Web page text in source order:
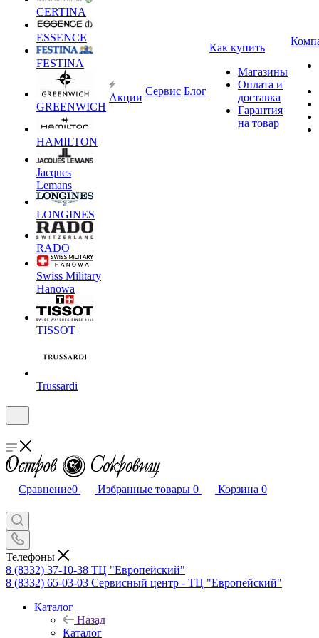
CERTINA
ESSENCE
FESTINA
GREENWICH
HAMILTON
Jacques
Lemans
LONGINES
RADO
Swiss Military
Hanowa
TISSOT
Trussardi
Акции
Сервис Блог
Как купить
Магазины
Оплата и
доставка
Гарантия
на товар
Сравнение0 Избранные товары 0 Корзина 0
Телефоны
8 (8332) 37-10-38 ТЦ "Европейский"
8 (8332) 65-03-03 Сервисный центр - ТЦ "Европейский"
Каталог
Назад
Каталог